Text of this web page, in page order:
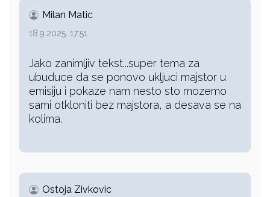
Milan Matic
18.9.2025. 17:51
Jako zanimljiv tekst...super tema za
ubuduce da se ponovo ukljuci majstor u
emisiju i pokaze nam nesto sto mozemo
sami otkloniti bez majstora, a desava se na
kolima.
Ostoja Zivkovic